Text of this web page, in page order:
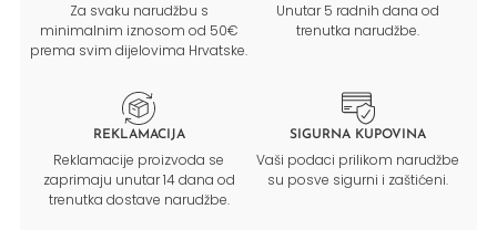
Za svaku narudžbu s
minimalnim iznosom od 50€
prema svim dijelovima Hrvatske.
Unutar 5 radnih dana od
trenutka narudžbe.
REKLAMACIJA
Reklamacije proizvoda se
zaprimaju unutar 14 dana od
trenutka dostave narudžbe.
SIGURNA KUPOVINA
Vaši podaci prilikom narudžbe
su posve sigurni i zaštićeni.